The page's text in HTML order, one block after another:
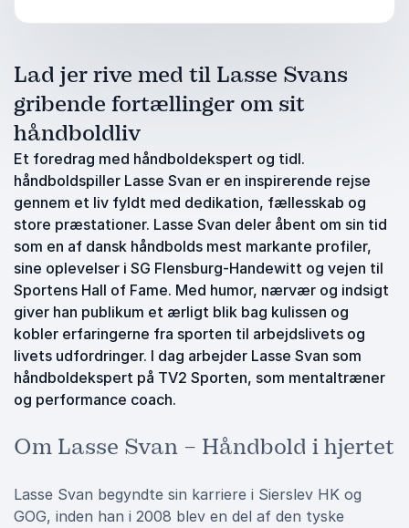
Lad jer rive med til Lasse Svans
gribende fortællinger om sit
håndboldliv
Et foredrag med håndboldekspert og tidl.
håndboldspiller Lasse Svan er en inspirerende rejse
gennem et liv fyldt med dedikation, fællesskab og
store præstationer. Lasse Svan deler åbent om sin tid
som en af dansk håndbolds mest markante profiler,
sine oplevelser i SG Flensburg-Handewitt og vejen til
Sportens Hall of Fame. Med humor, nærvær og indsigt
giver han publikum et ærligt blik bag kulissen og
kobler erfaringerne fra sporten til arbejdslivets og
livets udfordringer. I dag arbejder Lasse Svan som
håndboldekspert på TV2 Sporten, som mentaltræner
og performance coach.
Om Lasse Svan – Håndbold i hjertet
Lasse Svan begyndte sin karriere i Sierslev HK og
GOG, inden han i 2008 blev en del af den tyske